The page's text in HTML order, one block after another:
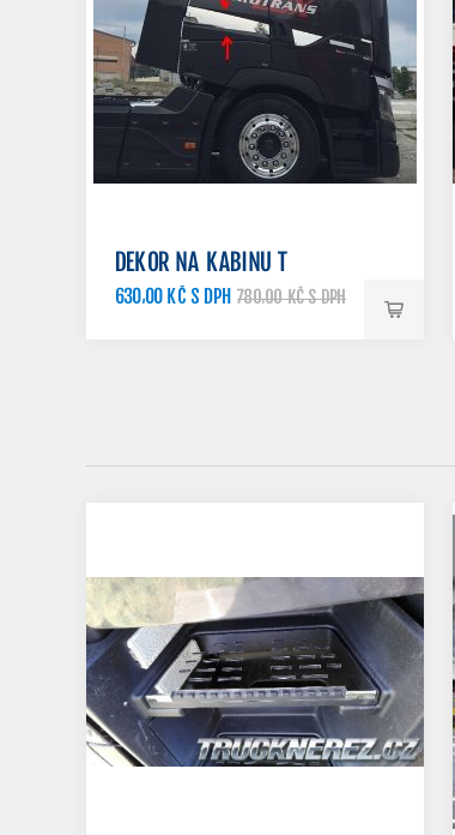
DEKOR NA KABINU T
630,00 KČ S DPH 780,00 KČ S DPH